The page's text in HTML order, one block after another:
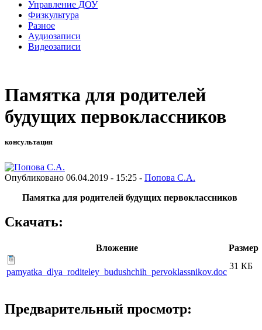
Управление ДОУ
Физкультура
Разное
Аудиозаписи
Видеозаписи
Памятка для родителей
будущих первоклассников
консультация
Опубликовано 06.04.2019 - 15:25 - Попова С.А.
Памятка для родителей будущих первоклассников
Скачать:
Вложение Размер
pamyatka_dlya_roditeley_budushchih_pervoklassnikov.doc
31 КБ
Предварительный просмотр: